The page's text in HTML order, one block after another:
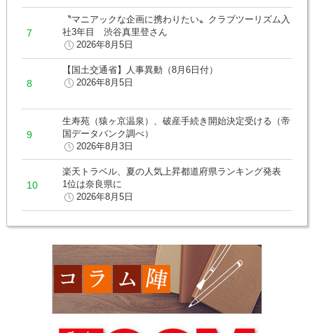
〝マニアックな企画に携わりたい〟クラブツーリズム入
社3年目 渋谷真里登さん
2026年8月5日
【国土交通省】人事異動（8月6日付）
2026年8月5日
生寿苑（猿ヶ京温泉）、破産手続き開始決定受ける（帝
国データバンク調べ）
2026年8月3日
楽天トラベル、夏の人気上昇都道府県ランキング発表
1位は奈良県に
2026年8月5日